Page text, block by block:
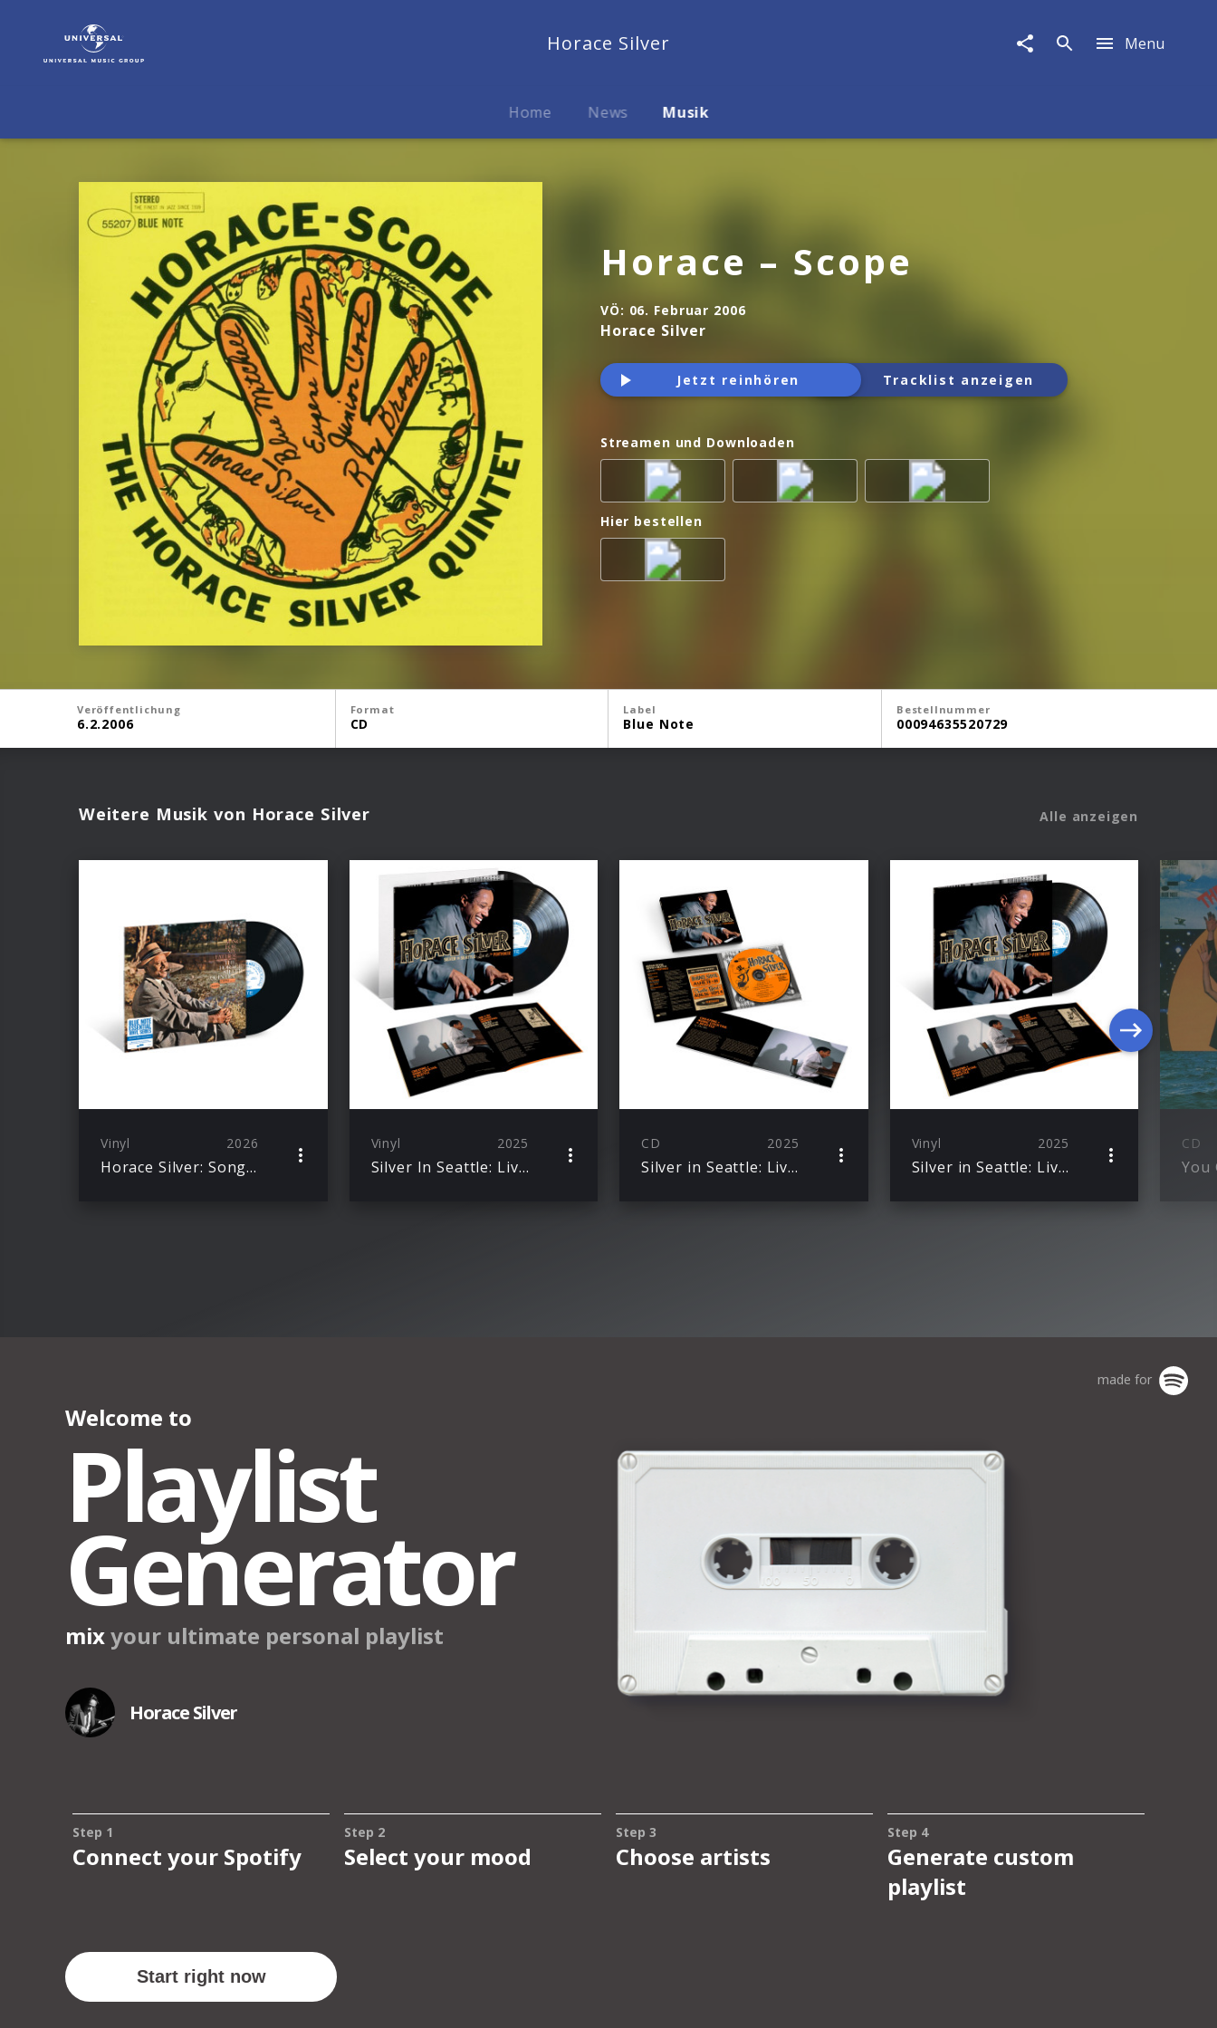
-
Horace Silver Menu
Home News Musik
Horace – Scope
VÖ: 06. Februar 2006
Horace Silver
Jetzt reinhören Tracklist anzeigen
Streamen und Downloaden
Hier bestellen
Veröffentlichung
6.2.2006
Format
CD
Label
Blue Note
Bestellnummer
00094635520729
Weitere Musik von Horace Silver Alle anzeigen
Vinyl 2026
Horace Silver: Song For My Father (Blue Note Essentials)
Vinyl 2025
Silver In Seattle: Live at the Penthouse (Excl. LP + White Label)
CD 2025
Silver in Seattle: Live at the Penthouse
Vinyl 2025
Silver in Seattle: Live at the Penthouse (LP)
CD